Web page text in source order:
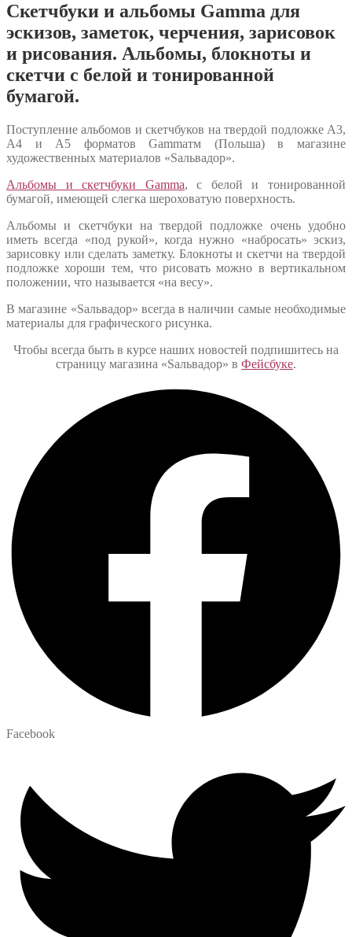
Скетчбуки и альбомы Gamma для
эскизов, заметок, черчения, зарисовок
и рисования. Альбомы, блокноты и
скетчи с белой и тонированной
бумагой.
Поступление альбомов и скетчбуков на твердой подложке А3,
А4 и А5 форматов Gammaтм (Польша) в магазине
художественных материалов «Sальвадор».
Альбомы и скетчбуки Gamma, с белой и тонированной
бумагой, имеющей слегка шероховатую поверхность.
Альбомы и скетчбуки на твердой подложке очень удобно
иметь всегда «под рукой», когда нужно «набросать» эскиз,
зарисовку или сделать заметку. Блокноты и скетчи на твердой
подложке хороши тем, что рисовать можно в вертикальном
положении, что называется «на весу».
В магазине «Sальвадор» всегда в наличии самые необходимые
материалы для графического рисунка.
Чтобы всегда быть в курсе наших новостей подпишитесь на
страницу магазина «Sальвадор» в Фейсбуке.
Facebook